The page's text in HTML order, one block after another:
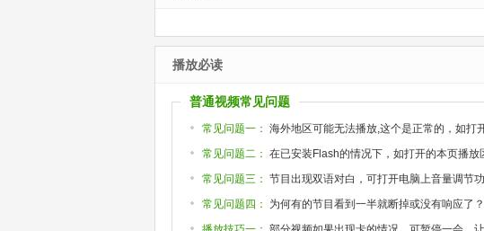
播放必读
普通视频常见问题
常见问题一： 海外地区可能无法播放,这个是正常的，如打
常见问题二： 在已安装Flash的情况下，如打开的本页播
常见问题三： 节目出现双语对白，可打开电脑上音量调节
常见问题四：
为何有的节目看到一半就断掉或没有响应了